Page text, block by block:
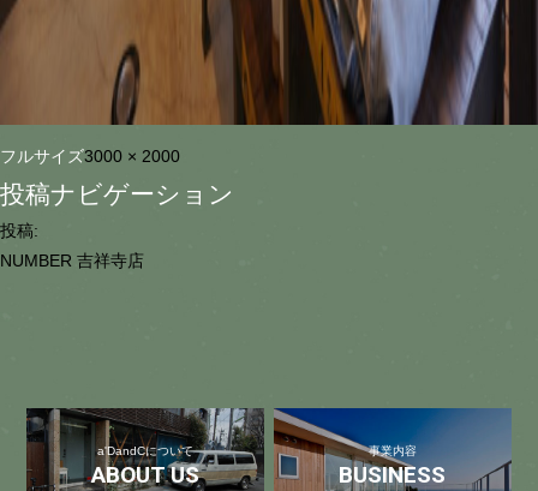
フルサイズ3000 × 2000
投稿ナビゲーション
投稿:
NUMBER 吉祥寺店
a'DandCについて
ABOUT US
事業内容
BUSINESS